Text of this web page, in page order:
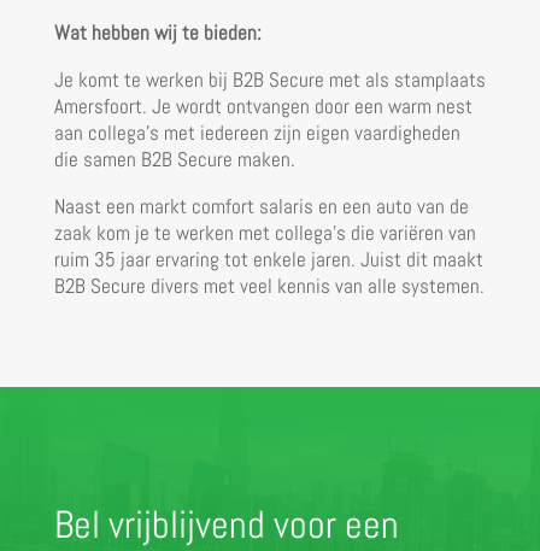
Wat hebben wij te bieden:
Je komt te werken bij B2B Secure met als stamplaats
Amersfoort. Je wordt ontvangen door een warm nest
aan collega’s met iedereen zijn eigen vaardigheden
die samen B2B Secure maken.
Naast een markt comfort salaris en een auto van de
zaak kom je te werken met collega’s die variëren van
ruim 35 jaar ervaring tot enkele jaren. Juist dit maakt
B2B Secure divers met veel kennis van alle systemen.
Bel vrijblijvend voor een